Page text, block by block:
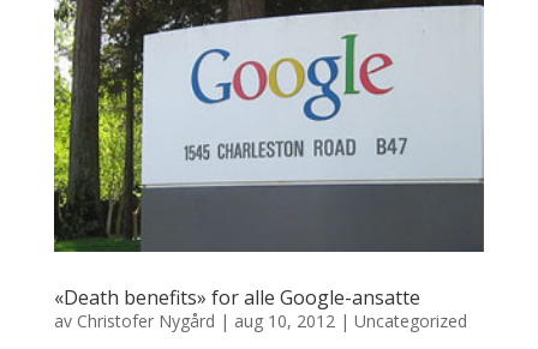
«Death benefits» for alle Google-ansatte
av Christofer Nygård | aug 10, 2012| Uncategorized